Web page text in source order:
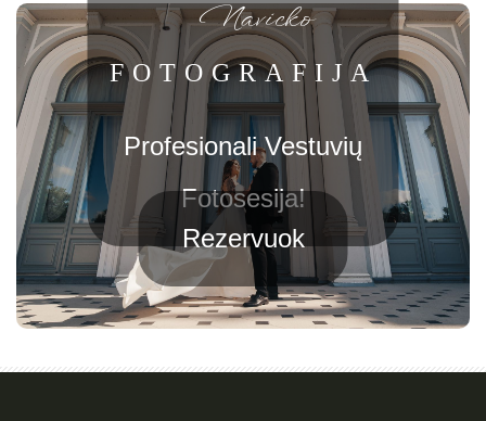
Navicko
FOTOGRAFIJA
Profesionali Vestuvių
Fotosesija!
Rezervuok